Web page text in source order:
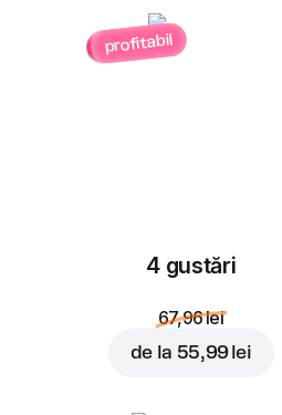
profitabil
4 gustări
67,96 lei
de la 55,99 lei